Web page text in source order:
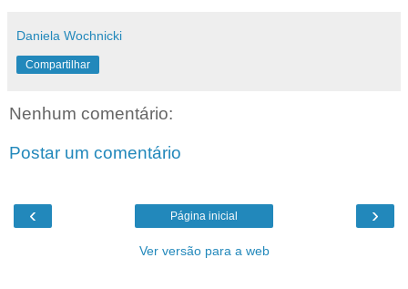
Daniela Wochnicki
Compartilhar
Nenhum comentário:
Postar um comentário
‹ ›
Página inicial
Ver versão para a web